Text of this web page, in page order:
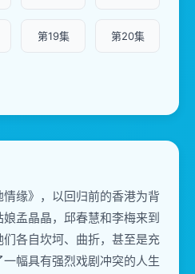
第19集 第20集
缘》，以回归前的香港为背
孟晶晶，邱春慧和李梅来到
各自坎坷、曲折，甚至是充
幅具有强烈戏剧冲突的人生